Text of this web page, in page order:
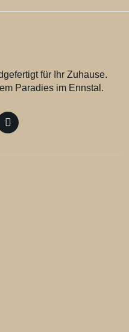
für Ihr Zuhause.
Paradies im Ennstal.